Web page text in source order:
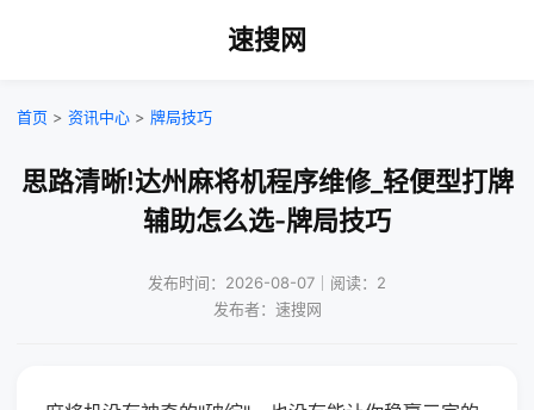
速搜网
首页 > 资讯中心 > 牌局技巧
思路清晰!达州麻将机程序维修_轻便型打牌
辅助怎么选-牌局技巧
发布时间：2026-08-07｜阅读：2
发布者：速搜网